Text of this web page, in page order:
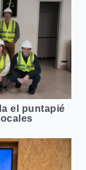
el puntapié